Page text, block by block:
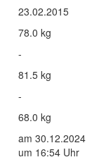
23.02.2015
78.0 kg
-
81.5 kg
-
68.0 kg
am 30.12.2024
um 16:54 Uhr